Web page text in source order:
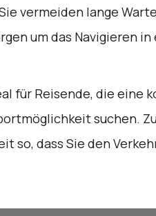
vermeiden lange
um das Navigieren
für Reisende, die eine
suchen.
so, dass Sie den